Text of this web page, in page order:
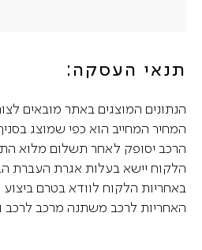
תנאי העסקה:
הנתונים המוצגים באתר מובאים
המחיר המחייב הוא כפי שמוצג
הרכב יסופק לאחר תשלום מלוא
הלקוח יישא בעלות אגרת העברת
באחריות הלקוח לוודא בטרם ביצוע
האחריות לרכב משתנה מרכב לרכב